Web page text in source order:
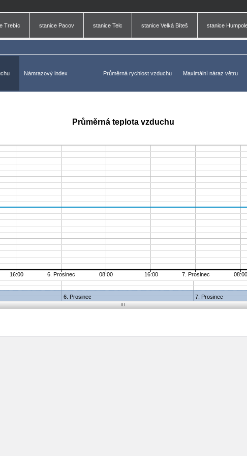
Trebíc stanice Pacov stanice Telc stanice Velká Bíteš stanice
Námrazový index Průměrná rychlost vzduchu Maximální náraz větru
Průměrná teplota vzduchu
16:00 6. Prosinec 08:00 16:00 7. Prosinec 08:00
6. Prosinec 7. Prosinec